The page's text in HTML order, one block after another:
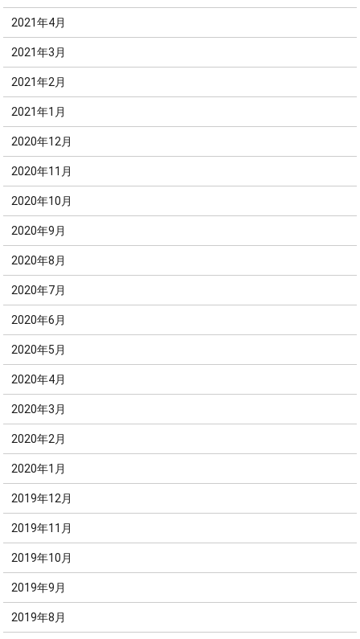
2021年4月
2021年3月
2021年2月
2021年1月
2020年12月
2020年11月
2020年10月
2020年9月
2020年8月
2020年7月
2020年6月
2020年5月
2020年4月
2020年3月
2020年2月
2020年1月
2019年12月
2019年11月
2019年10月
2019年9月
2019年8月